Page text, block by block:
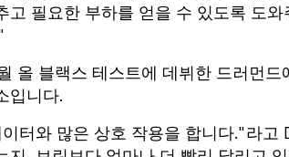
고 필요한 부하를 얻을 수 있도록 도
올 블랙스 테스트에 데뷔한 드러먼
입니다.
터와 많은 상호 작용을 합니다."라